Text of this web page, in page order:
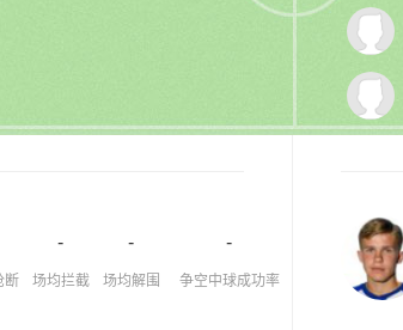
断
-
场均拦截
-
场均解围
-
争空中球成功率